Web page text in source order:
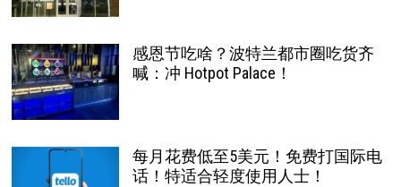
感恩节吃啥？波特兰都市圈吃货齐
喊：冲 Hotpot Palace！
每月花费低至5美元！免费打国际电
话！特适合轻度使用人士！